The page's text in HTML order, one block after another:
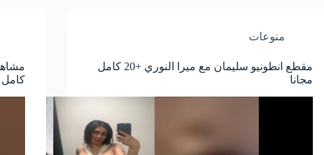
منوعات
مقطع انطونيو سليمان مع ميرا النوري +20 كامل
مجانا
كامل